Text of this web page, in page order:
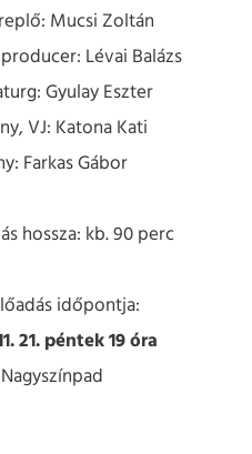
Mucsi Zoltán
Lévai Balázs
Gyulay Eszter
VJ: Katona Kati
Farkas Gábor
hossza: kb. 90 perc
időpontja:
21. péntek 19 óra
Nagyszínpad